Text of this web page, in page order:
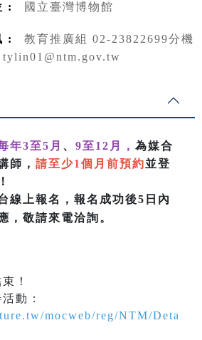
: 國立臺灣博物館
:
教育推廣組 02-23822699分機
年3至5月 、 9至12月， 為媒合
師， 請至少1個月前預約並登
線上報名，報名成功後5日內
，敬請來電洽詢。
！
動：
mocweb/reg/NTM/Deta